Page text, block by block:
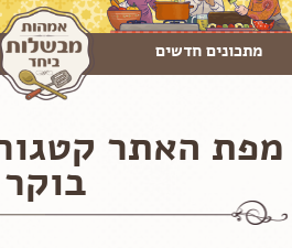
מתכונים חדשים
מפת האתר
בוקר